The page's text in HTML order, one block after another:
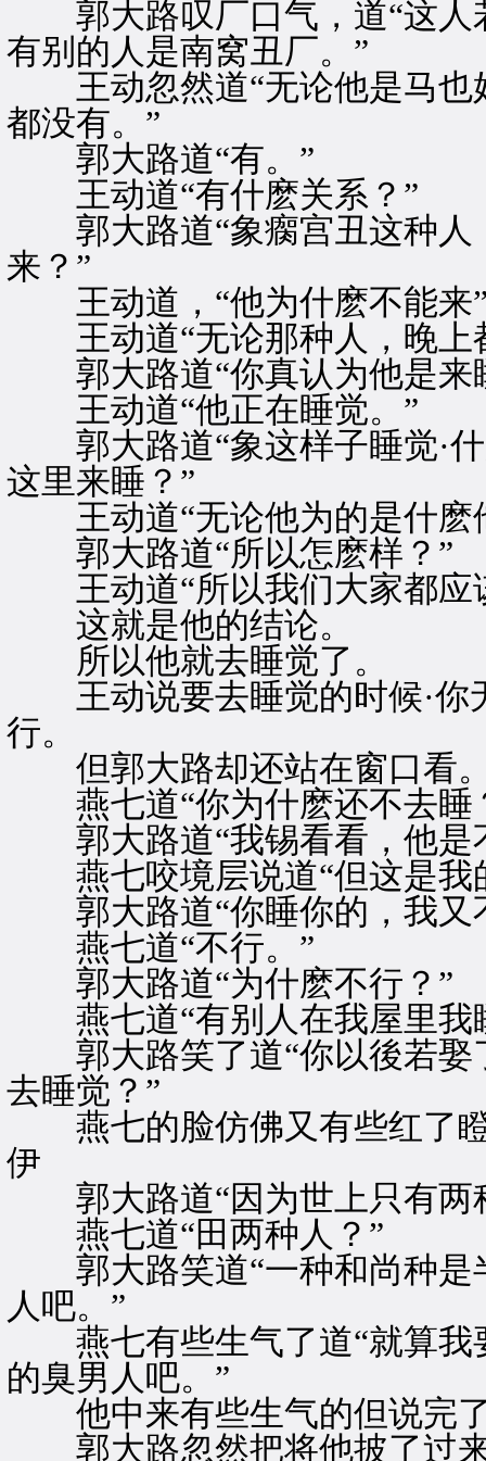
郭大路叹厂口气，道“这人
有别的人是南窝丑厂。”
王动忽然道“无论他是马也
都没有。”
郭大路道“有。”
王动道“有什麽关系？”
郭大路道“象瘸宫丑这种人
来？”
王动道，“他为什麽不能来”
王动道“无论那种人，晚上
郭大路道“你真认为他是来
王动道“他正在睡觉。”
郭大路道“象这样子睡觉·什
这里来睡？”
王动道“无论他为的是什麽
郭大路道“所以怎麽样？”
王动道“所以我们大家都应
这就是他的结论。
所以他就去睡觉了。
王动说要去睡觉的时候·你
行。
但郭大路却还站在窗口看
燕七道“你为什麽还不去睡
郭大路道“我锡看看，他是
燕七咬境层说道“但这是我
郭大路道“你睡你的，我又
燕七道“不行。”
郭大路道“为什麽不行？”
燕七道“有别人在我屋里我
郭大路笑了道“你以後若娶
去睡觉？”
燕七的脸仿佛又有些红了瞪
伊
郭大路道“因为世上只有两
燕七道“田两种人？”
郭大路笑道“一种和尚种是
人吧。”
燕七有些生气了道“就算我
的臭男人吧。”
他中来有些生气的但说完了
郭大路忽然把将他披了过来